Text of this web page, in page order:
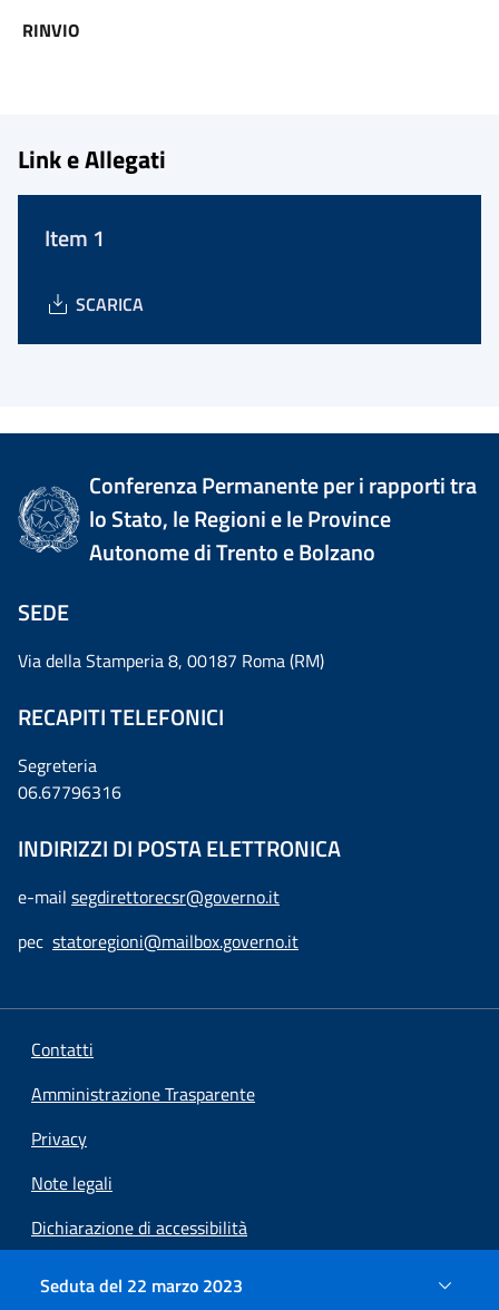
RINVIO
Seduta del 22 marzo 2023
Link e Allegati
Item 1
SCARICA
Conferenza Permanente per i rapporti tra
lo Stato, le Regioni e le Province
Autonome di Trento e Bolzano
SEDE
Via della Stamperia 8, 00187 Roma (RM)
RECAPITI TELEFONICI
Segreteria
06.67796316
INDIRIZZI DI POSTA ELETTRONICA
e-mail segdirettorecsr@governo.it
pec statoregioni@mailbox.governo.it
Contatti
Amministrazione Trasparente
Privacy
Note legali
Dichiarazione di accessibilità
Preferenze cookie